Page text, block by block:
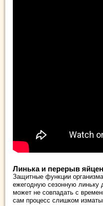
Линька и перерыв
Защитные функции
ежегодную сезонную линьку
может не совпадать с
сам процесс слишком